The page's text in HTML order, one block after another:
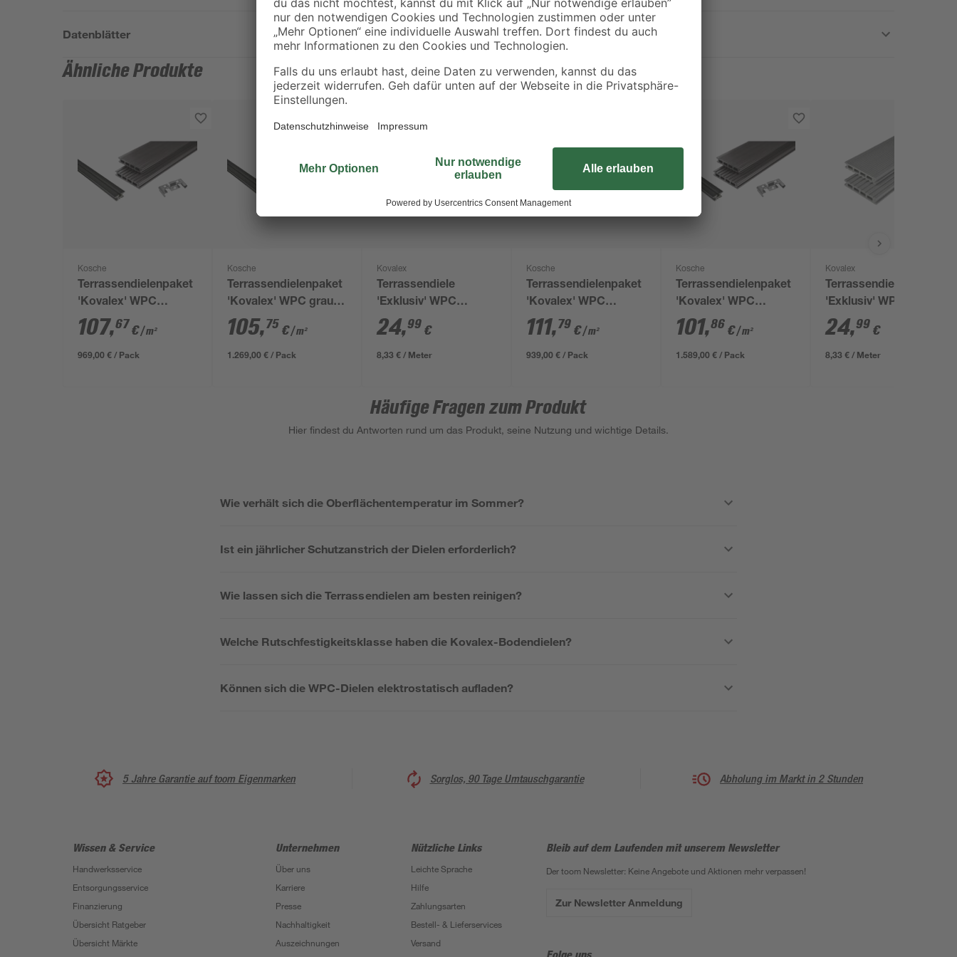
Datenblätter
Ähnliche Produkte
Kosche
Terrassendielenpaket
'Kovalex' WPC
graubraun 3000 x
3000 x 26 mm
107,67€/ m²
969,00 € / Pack
Kosche
Terrassendielenpaket
'Kovalex' WPC grau
4000 x 3000 x 26 mm
105,75 €/ m²
1.269,00 € / Pack
Kovalex
Terrassendiele
'Exklusiv' WPC
graubraun 3000 x 145
x 26 mm
24,99 €
8,33 € / Meter
Kosche
Terrassendielenpaket
'Kovalex' WPC
schokobraun 4000 x
2100 x 26 mm
111,79 €/ m²
939,00 € / Pack
Kosche
Terrassendielenpaket
'Kovalex' WPC
graubraun 4000 x
3900 x 26 mm
101,86 €/ m²
1.589,00 € / Pack
Kovalex
Terrassendiele
'Exklusiv' WPC grau
3000 x 145 x 26 mm
24,99 €
8,33 € / Meter
Häufige Fragen zum Produkt
Hier findest du Antworten rund um das Produkt, seine Nutzung und wichtige Details.
Wie verhält sich die Oberflächentemperatur im Sommer?
Ist ein jährlicher Schutzanstrich der Dielen erforderlich?
Wie lassen sich die Terrassendielen am besten reinigen?
Welche Rutschfestigkeitsklasse haben die Kovalex-Bodendielen?
Können sich die WPC-Dielen elektrostatisch aufladen?
5 Jahre Garantie auf toom Eigenmarken Sorglos, 90 Tage Umtauschgarantie Abholung im Markt in 2 Stunden
Wissen & Service
Handwerksservice
Entsorgungsservice
Finanzierung
Übersicht Ratgeber
Übersicht Märkte
Unternehmen
Über uns
Karriere
Presse
Nachhaltigkeit
Auszeichnungen
Nützliche Links
Leichte Sprache
Hilfe
Zahlungsarten
Bestell- & Lieferservices
Versand
Bleib auf dem Laufenden mit unserem Newsletter
Der toom Newsletter: Keine Angebote und Aktionen mehr verpassen!
Zur Newsletter Anmeldung
Folge uns